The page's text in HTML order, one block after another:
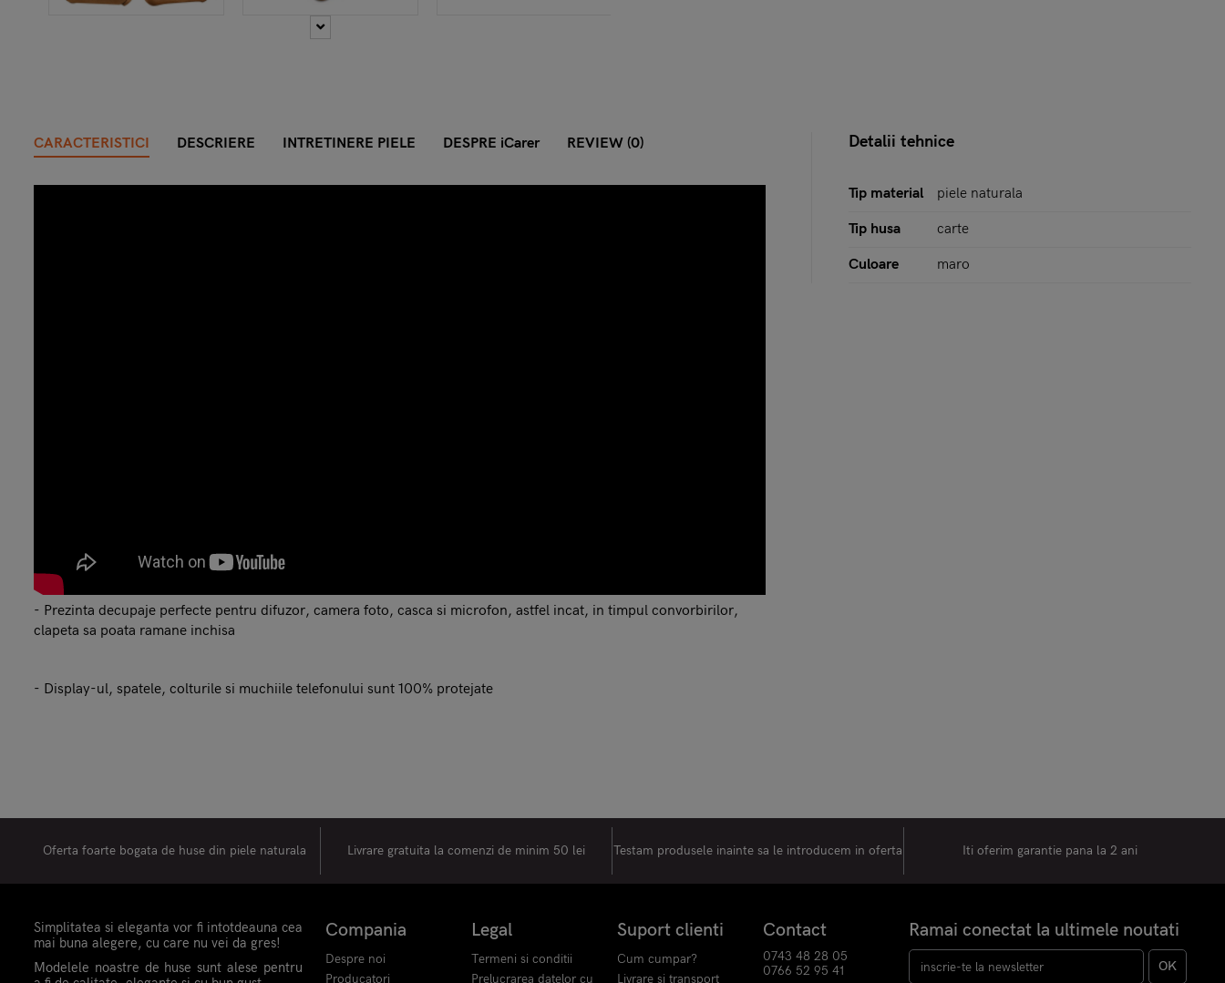
CARACTERISTICI DESCRIERE INTRETINERE PIELE DESPRE iCarer REVIEW (0)
- Prezinta decupaje perfecte pentru difuzor, camera foto, casca si microfon, astfel incat, in timpul convorbirilor,
clapeta sa poata ramane inchisa
- Display-ul, spatele, colturile si muchiile telefonului sunt 100% protejate
Detalii tehnice
Tip material piele naturala
Tip husa carte
Culoare maro
Oferta foarte bogata de huse din piele naturala Livrare gratuita la comenzi de minim 50 lei Testam produsele inainte sa le introducem in oferta Iti oferim garantie pana la 2 ani
Simplitatea si eleganta vor fi intotdeauna cea
mai buna alegere, cu care nu vei da gres!
Modelele noastre de huse sunt alese pentru
Compania
Despre noi
Producatori
Legal
Termeni si conditii
Prelucrarea datelor cu
Suport clienti
Cum cumpar?
Livrare si transport
Contact
0743 48 28 05
0766 52 95 41
Ramai conectat la ultimele noutati
OK